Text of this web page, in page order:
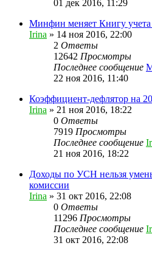
01 дек 2016, 11:29
Минфин меняет Книгу
Irina » 14 ноя 2016, 22:00
2 Ответы
12642 Просмотры
Последнее сообщение
22 ноя 2016, 11:40
Коэффициент-дефлятор на
Irina » 21 ноя 2016, 18:22
0 Ответы
7919 Просмотры
Последнее сообщение
21 ноя 2016, 18:22
Доходы по УСН нельзя
комиссии
Irina » 31 окт 2016, 22:08
0 Ответы
11296 Просмотры
Последнее сообщение
31 окт 2016, 22:08